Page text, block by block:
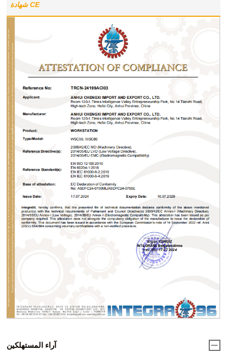
شهادة CE
آراء المستهلكين